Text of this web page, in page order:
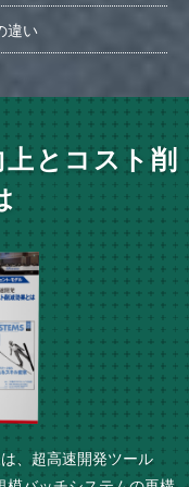
違い
とコスト削
、超高速開発ツール